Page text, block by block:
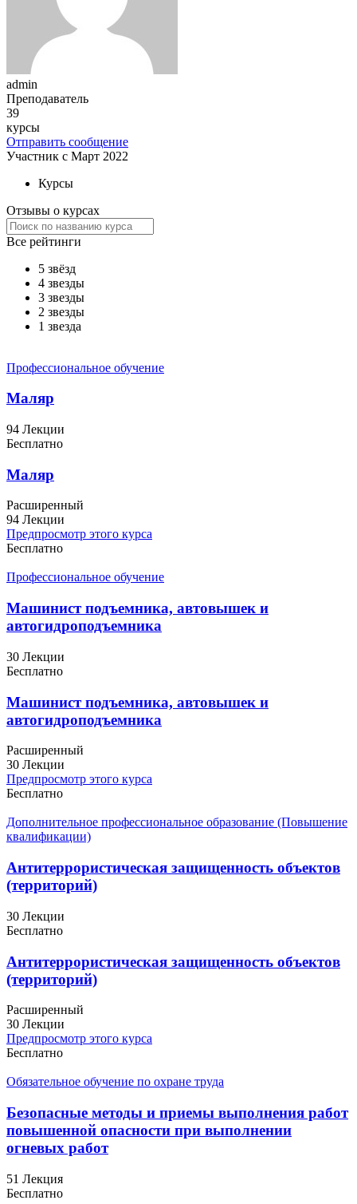
admin
Преподаватель
39
курсы
Отправить сообщение
Участник с Март 2022
Курсы
Отзывы о курсах
Все рейтинги
5 звёзд
4 звезды
3 звезды
2 звезды
1 звезда
Профессиональное обучение
Маляр
94 Лекции
Бесплатно
Маляр
Расширенный
94 Лекции
Предпросмотр этого курса
Бесплатно
Профессиональное обучение
Машинист подъемника, автовышек и
автогидроподъемника
30 Лекции
Бесплатно
Машинист подъемника, автовышек и
автогидроподъемника
Расширенный
30 Лекции
Предпросмотр этого курса
Бесплатно
Дополнительное профессиональное образование (Повышение
квалификации)
Антитеррористическая защищенность объектов
(территорий)
30 Лекции
Бесплатно
Антитеррористическая защищенность объектов
(территорий)
Расширенный
30 Лекции
Предпросмотр этого курса
Бесплатно
Обязательное обучение по охране труда
Безопасные методы и приемы выполнения работ
повышенной опасности при выполнении
огневых работ
51 Лекция
Бесплатно